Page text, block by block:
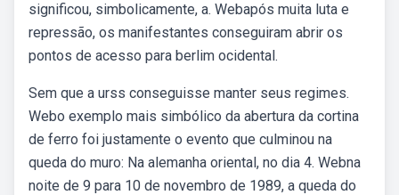
significou, simbolicamente, a. Webapós muita luta e
repressão, os manifestantes conseguiram abrir os
pontos de acesso para berlim ocidental.
Sem que a urss conseguisse manter seus regimes.
Webo exemplo mais simbólico da abertura da cortina
de ferro foi justamente o evento que culminou na
queda do muro: Na alemanha oriental, no dia 4. Webna
noite de 9 para 10 de novembro de 1989, a queda do